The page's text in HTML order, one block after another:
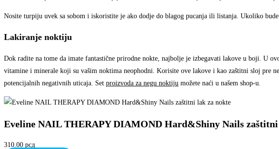
Nosite turpiju uvek sa sobom i iskoristite je ako dodje do blagog pucanja ili listanja. Ukoliko
Lakiranje noktiju
Dok radite na tome da imate fantastične prirodne nokte, najbolje je izbegavati lakove u boji. U
vitamine i minerale koji su vašim noktima neophodni. Korisite ove lakove i kao zaštitni sloj pre
potencijalnih negativnih uticaja. Set proizvoda za negu noktiju možete naći u našem shop-u.
Eveline NAIL THERAPY DIAMOND Hard&Shiny Nails zaštitni
310.00 рсд